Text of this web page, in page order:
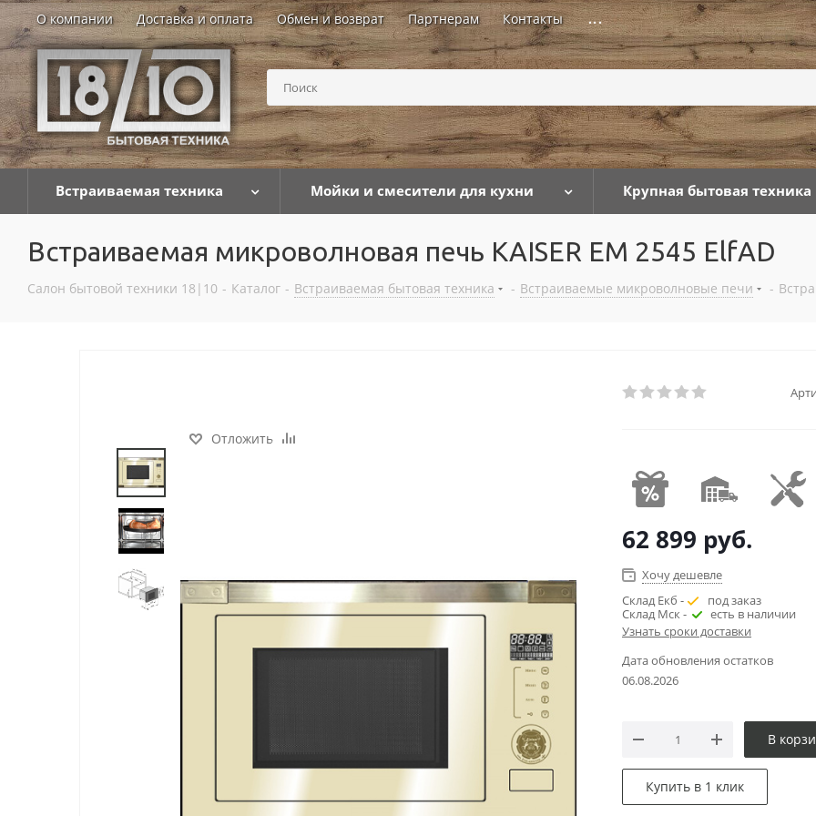
О компании Доставка и оплата Обмен и возврат Партнерам Контакты ...
Встраиваемая техника Мойки и смесители для кухни Крупная бытовая техника
Встраиваемая микроволновая печь KAISER EM 2545 ElfAD
Салон бытовой техники 18|10 - Каталог - Встраиваемая бытовая техника - Встраиваемые микроволновые печи -
Отложить
62 899 руб.
Хочу дешевле
Склад Екб -
под заказ
Склад Мск -
есть в наличии
Узнать сроки доставки
Дата обновления остатков
06.08.2026
В
Купить в 1 клик